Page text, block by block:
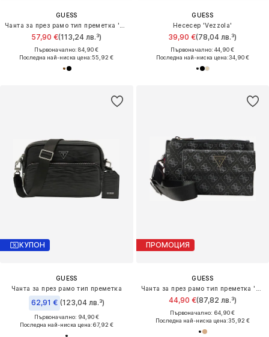
GUESS
57,90 €(113,24 лв.³)
Първоначално: 84,90 €
Последна най-ниска цена:55,92 €
GUESS
Несесер 'Vezzola'
39,90 €(78,04 лв.³)
Първоначално: 44,90 €
Последна най-ниска цена:34,90 €
КУПОН
GUESS
Чанта за през рамо тип преметка
62,91 € (123,04 лв.³)
Първоначално: 94,90 €
Последна най-ниска цена:67,92 €
ПРОМОЦИЯ
GUESS
44,90 €(87,82 лв.³)
Първоначално: 64,90 €
Последна най-ниска цена:35,92 €